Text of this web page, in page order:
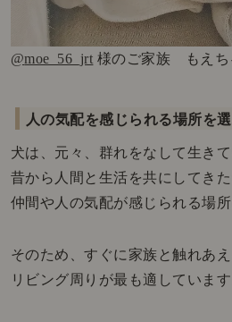
@moe_56_jrt 様のご家族 もえち
人の気配を感じられる場所を選
犬は、元々、群れをなして生きて
昔から人間と生活を共にしてきた
仲間や人の気配が感じられる場
そのため、すぐに家族と触れあえ
リビング周りが最も適しています